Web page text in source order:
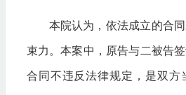
本院认为，依法成立的合
束力。本案中，原告与二被告
合同不违反法律规定，是双方